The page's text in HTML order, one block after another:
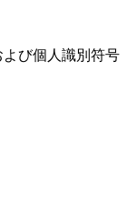
び個人識別符号